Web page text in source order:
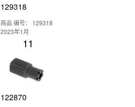
129318
商品 编号： 129318
2023年1月
11
122870